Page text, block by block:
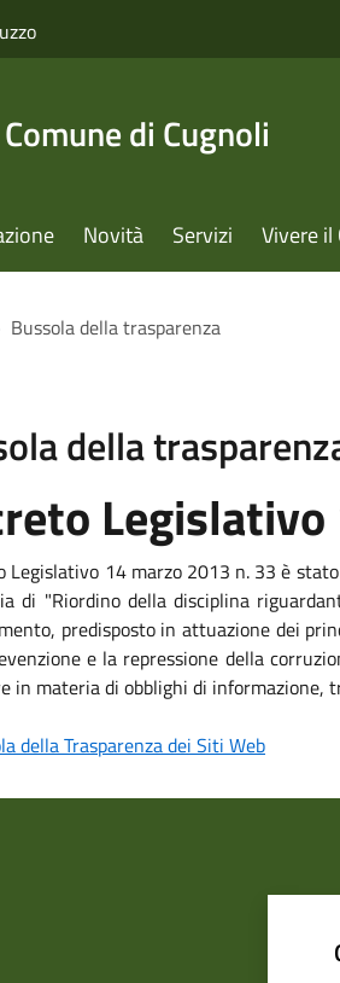
Comune di Cugnoli
Novità Servizi Vivere
Bussola della trasparenza
della
Legislativo 14 marzo 2013 n. 33 è stato
di "Riordino della disciplina
predisposto in attuazione dei
e la repressione della
in materia di obblighi di informazione,
della Trasparenza dei Siti Web